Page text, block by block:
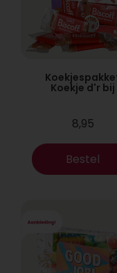
Koekje d'r bij
8,95
Bestel